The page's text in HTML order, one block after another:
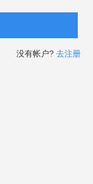
没有帐户? 去注册